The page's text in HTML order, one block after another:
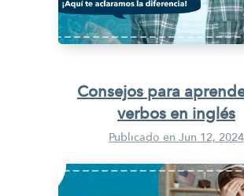
Consejos para
verbos en inglés
Publicado en Jun 12, 2024